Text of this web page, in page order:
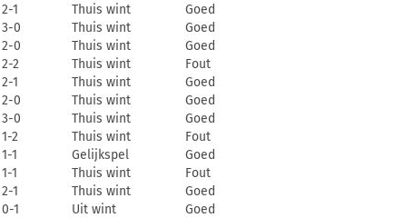
2-1 Thuis wint
Goed
3-0 Thuis wint
Goed
2-0 Thuis wint
Goed
2-2 Thuis wint
Fout
2-1 Thuis wint
Goed
2-0 Thuis wint
Goed
3-0 Thuis wint
Goed
1-2 Thuis wint
Fout
1-1 Gelijkspel
Goed
1-1 Thuis wint
Fout
2-1 Thuis wint
Goed
0-1 Uit wint
Goed